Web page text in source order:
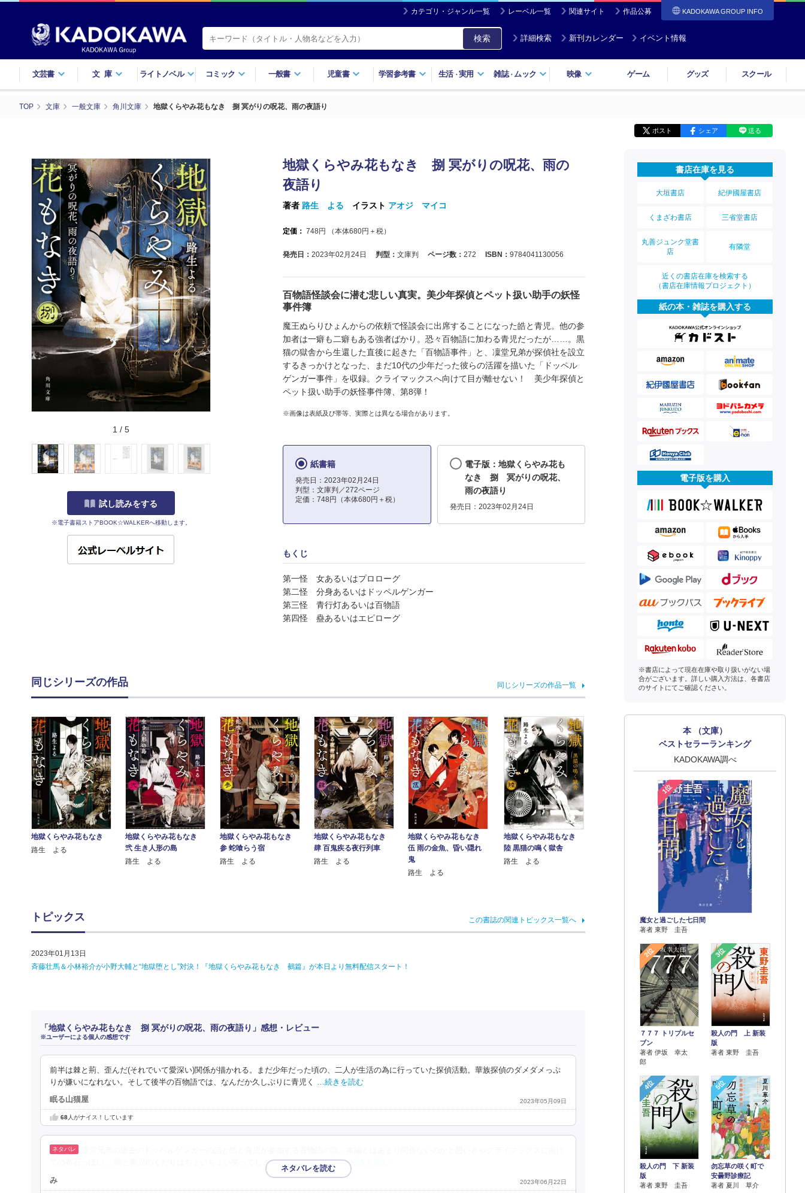
カテゴリ・ジャンル一覧 レーベル一覧 関連サイト 作品公募 KADOKAWA GROUP INFO
検索 詳細検索 新刊カレンダー イベント情報
文芸書 文庫 ライトノベル コミック 一般書 児童書 学習参考書 生活・実用 雑誌・ ムック 映像 ゲーム グッズ スクール
TOP 文庫 一般文庫 角川文庫 地獄くらやみ花もなき 捌 冥がりの呪花、雨の夜語り
ポスト シェア 送る
1 / 5
試し読みをする
※電子書籍ストアBOOK☆WALKERへ移動します。
地獄くらやみ花もなき 捌 冥がりの呪花、雨の
夜語り
著者 路生 よる イラスト アオジ マイコ
定価： 748円 （本体680円＋税）
発売日： 2023年02月24日 判型： 文庫判 ページ数： 272 ISBN： 9784041130056
百物語怪談会に潜む悲しい真実。美少年探偵とペット扱い助手の妖怪
事件簿
魔王ぬらりひょんからの依頼で怪談会に出席することになった皓と青児。他の参
加者は一癖も二癖もある強者ばかり。恐々百物語に加わる青児だったが……。黒
猫の獄舎から生還した直後に起きた「百物語事件」と、凜堂兄弟が探偵社を設立
するきっかけとなった、まだ10代の少年だった彼らの活躍を描いた「ドッペル
ゲンガー事件」を収録。クライマックスへ向けて目が離せない！ 美少年探偵と
ペット扱い助手の妖怪事件簿、第8弾！
※画像は表紙及び帯等、実際とは異なる場合があります。
紙書籍
発売日：2023年02月24日
判型：文庫判／272ページ
定価：748円（本体680円＋税）
電子版：地獄くらやみ花も
なき 捌 冥がりの呪花、
雨の夜語り
発売日：2023年02月24日
もくじ
第一怪 女あるいはプロローグ
第二怪 分身あるいはドッペルゲンガー
第三怪 青行灯あるいは百物語
第四怪 蠱あるいはエピローグ
同じシリーズの作品 同じシリーズの作品一覧
地獄くらやみ花もなき
路生 よる
地獄くらやみ花もなき
弐 生き人形の島
路生 よる
地獄くらやみ花もなき
参 蛇喰らう宿
路生 よる
地獄くらやみ花もなき
肆 百鬼疾る夜行列車
路生 よる
地獄くらやみ花もなき
伍 雨の金魚、昏い隠れ
鬼
路生 よる
地獄くらやみ花もなき
陸 黒猫の鳴く獄舎
路生 よる
トピックス この書誌の関連トピックス一覧へ
2023年01月13日
斉藤壮馬＆小林裕介が小野大輔と“地獄堕とし”対決！『地獄くらやみ花もなき 鵺篇』が本日より無料配信スタート！
「地獄くらやみ花もなき 捌 冥がりの呪花、雨の夜語り」感想・レビュー
※ユーザーによる個人の感想です
前半は棘と荊、歪んだ(それでいて愛深い)関係が描かれる。まだ少年だった頃の、二人が生活の為に行っていた探偵活動。華族探偵のダメダメっぷ
りが嫌いになれない。そして後半の百物語では、なんだか久しぶりに青児く
…続きを読む
眠る山猫屋 2023年05月09日
68人がナイス！しています
ての布石っぽい。 皓と青児のくだりはちょいちょい笑ってしまう。暗くなりすぎな …続きを読む
み 2023年06月22日
書店在庫を見る
大垣書店 紀伊國屋書店
くまざわ書店 三省堂書店
丸善ジュンク堂書
店
有隣堂
近くの書店在庫を検索する
（書店在庫情報プロジェクト）
紙の本・雑誌を購入する
電子版を購入
※書店によって現在在庫や取り扱いがない場
合がございます。詳しい購入方法は、各書店
のサイトにてご確認ください。
本 （文庫）
ベストセラーランキング
KADOKAWA調べ
1位
魔女と過ごした七日間
著者 東野 圭吾
2位
７７７ トリプルセ
ブン
著者 伊坂 幸太
郎
3位
殺人の門 上 新装
版
著者 東野 圭吾
4位
殺人の門 下 新装
版
著者 東野 圭吾
5位
勿忘草の咲く町で
安曇野診療記
著者 夏川 草介